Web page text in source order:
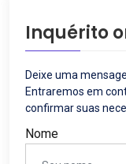
Inquérito
Deixe uma
Entraremos em
confirmar suas
Nome